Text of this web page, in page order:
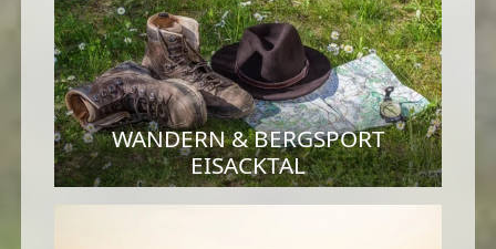
WANDERN & BERGSPORT
EISACKTAL